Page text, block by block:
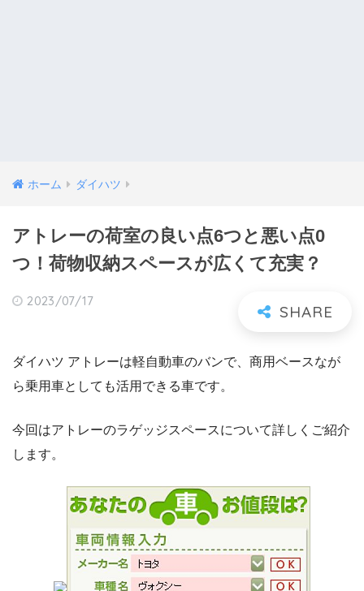
ホーム ダイハツ
アトレーの荷室の良い点6つと悪い点0
つ！荷物収納スペースが広くて充実？
2023/07/17
ダイハツ アトレーは軽自動車のバンで、商用ベースなが
ら乗用車としても活用できる車です。
今回はアトレーのラゲッジスペースについて詳しくご紹介
します。